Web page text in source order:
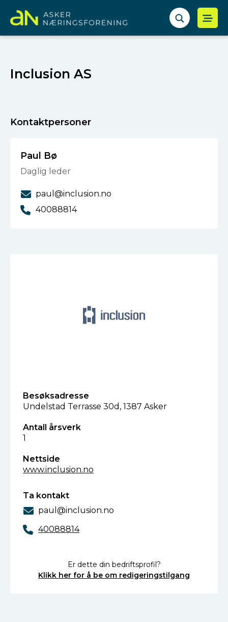
Inclusion AS
Kontaktpersoner
Paul Bø
Daglig leder
paul@inclusion.no
40088814
Besøksadresse
Undelstad Terrasse 30d, 1387 Asker
Antall årsverk
1
Nettside
www.inclusion.no
Ta kontakt
paul@inclusion.no
40088814
Er dette din bedriftsprofil?
Klikk her for å be om redigeringstilgang